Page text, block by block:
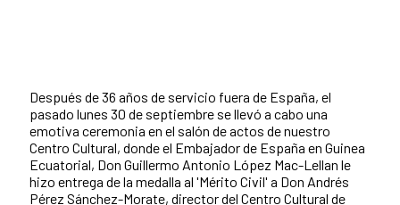
Después de 36 años de servicio fuera de España, el
pasado lunes 30 de septiembre se llevó a cabo una
emotiva ceremonia en el salón de actos de nuestro
Centro Cultural, donde el Embajador de España en Guinea
Ecuatorial, Don Guillermo Antonio López Mac-Lellan le
hizo entrega de la medalla al 'Mérito Civil' a Don Andrés
Pérez Sánchez-Morate, director del Centro Cultural de